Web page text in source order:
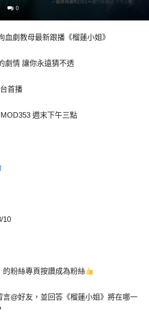
0
血劇教母最新跟播《榴蓮小姐》
劇情 讓你永遠猜不透
首播
週末下午三點
10
粉絲專頁按讚成為粉絲
@好友，並回答《榴蓮小姐》將在哪一